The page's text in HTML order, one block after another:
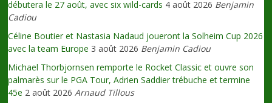
débutera le 27 août, avec six wild-cards 4 août 2026 Benjamin
Cadiou
Céline Boutier et Nastasia Nadaud joueront la Solheim Cup 2026
avec la team Europe 3 août 2026 Benjamin Cadiou
Michael Thorbjornsen remporte le Rocket Classic et ouvre son
palmarès sur le PGA Tour, Adrien Saddier trébuche et termine
45e 2 août 2026 Arnaud Tillous